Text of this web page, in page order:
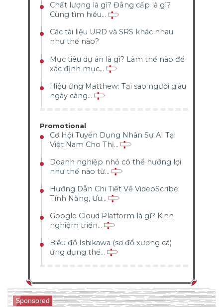
Chất lượng là gì? Đẳng cấp là gì?
Cùng tìm hiểu...
Các tài liệu URD và SRS khác nhau
như thế nào?
Mục tiêu dự án là gì? Làm thế nào để
xác định mục...
Hiệu ứng Matthew: Tại sao người giàu
ngày càng...
Promotional
Cơ Hội Tuyển Dụng Nhân Sự AI Tại
Việt Nam Cho Thị...
Doanh nghiệp nhỏ có thể hưởng lợi
như thế nào từ...
Hướng Dẫn Chi Tiết Về VideoScribe:
Tính Năng, Ưu...
Google Cloud Platform là gì? Kinh
nghiệm triển...
Biểu đồ Ishikawa (sơ đồ xương cá)
ứng dụng thế...
Sponsored